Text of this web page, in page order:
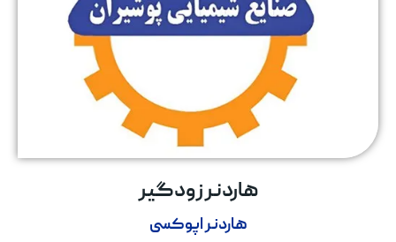
هاردنر زودگیر
هاردنر اپوکسی